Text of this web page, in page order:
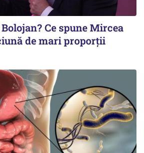
Ce spune Mircea
de mari proporții